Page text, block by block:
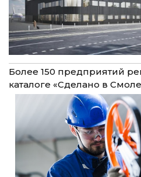
Более 150 предприятий
каталоге «Сделано в